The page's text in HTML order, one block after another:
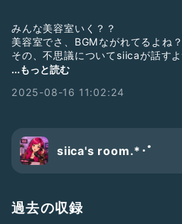
みんな美容室いく？？
美容室でさ、BGMながれてるよね
その、不思議についてsiicaが話す
✅siicaちゃん最近どんな歌きくの？
✅2人にこの曲歌ってほしいです！
などなど！何でもお便りwelcome🙆‍♀️
この番組の相方は…
...もっと読む
2025-08-16 11:02:24
siica's room.*･ﾟ
過去の収録